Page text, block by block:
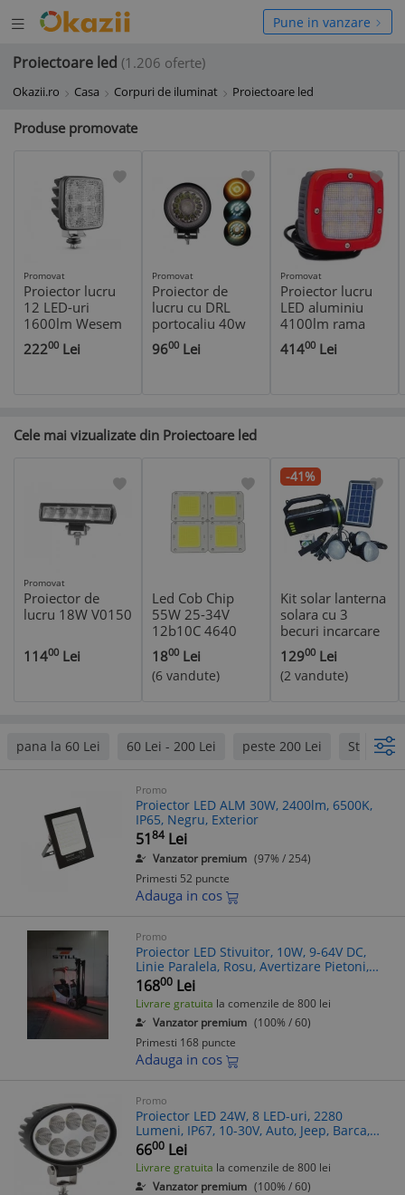
Deschide
meniul
Pune in vanzare
Proiectoare led (1.206 oferte)
Okazii.ro Casa Corpuri de iluminat Proiectoare led
Produse promovate
Promovat
Proiector lucru
12 LED-uri
1600lm Wesem
22200 Lei
Promovat
Proiector de
lucru cu DRL
portocaliu 40w
HAL193
9600 Lei
Promovat
Proiector lucru
LED aluminiu
4100lm rama
rosie FT-360
Fristom barci
41400 Lei
Cele mai vizualizate din Proiectoare led
Promovat
Proiector de
lucru 18W V0150
11400 Lei
Led Cob Chip
55W 25-34V
12b10C 4640
pastila led
1800 Lei
(6 vandute)
-41%
Kit solar lanterna
solara cu 3
becuri incarcare
telefon radio
mp3 bluetooth
12900 Lei
(2 vandute)
pana la 60 Lei 60 Lei - 200 Lei peste 200 Lei Strend
Promo
Proiector LED ALM 30W, 2400lm, 6500K,
IP65, Negru, Exterior
5184 Lei
Vanzator premium (97% / 254)
Primesti 52 puncte
Adauga in cos
Promo
Proiector LED Stivuitor, 10W, 9-64V DC,
Linie Paralela, Rosu, Avertizare Pietoni,
Montaj Lateral, Universal
16800 Lei
Livrare gratuita la comenzile de 800 lei
Vanzator premium (100% / 60)
Primesti 168 puncte
Adauga in cos
Promo
Proiector LED 24W, 8 LED-uri, 2280
Lumeni, IP67, 10-30V, Auto, Jeep, Barca,
Bicicleta, Camion, Negru
6600 Lei
Livrare gratuita la comenzile de 800 lei
Vanzator premium (100% / 60)